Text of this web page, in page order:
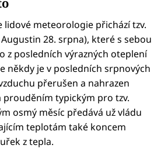
lidové meteorologie přichází tzv.
28. srpna), které s sebou
z posledních výrazných oteplení
někdy je v posledních srpnových
přerušen a nahrazen
prouděním typickým pro tzv.
osmý měsíc předává už vládu
teplotám také koncem
z tepla.